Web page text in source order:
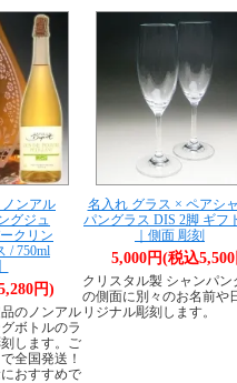
ンアル
グジュ
クリン
/ 750ml
円)
のノンアル
ボトルのラ
します。ご
全国発送！
おすすめで
名入れ グラス × ペアシ
パングラス DIS 2脚 ギフ
｜側面 彫刻
5,000円(税込
クリスタル製 シャンパン
の側面に別々のお名前や
リジナル彫刻します。